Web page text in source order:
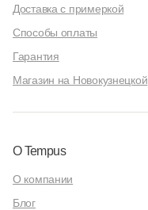
Доставка с примеркой
Способы оплаты
Гарантия
Магазин на Новокузнецкой
О Tempus
О компании
Блог